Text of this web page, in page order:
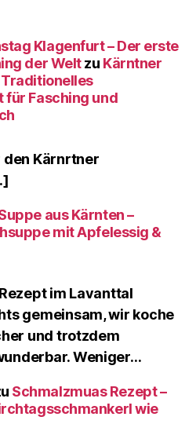
Klagenfurt – Der erste
der Weltzu Kärntner
für Fasching und
Kärnrtner
aus Kärnten –
mit Apfelessig &
im Lavanttal
gemeinsam, wir koche
und trotzdem
Weniger…
Schmalzmuas Rezept –
wie